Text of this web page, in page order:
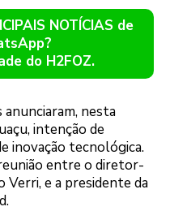
NOTÍCIAS de
do H2FOZ.
nesta
intenção de
inovação tecnológica.
entre o diretor-
Verri, e a presidente da